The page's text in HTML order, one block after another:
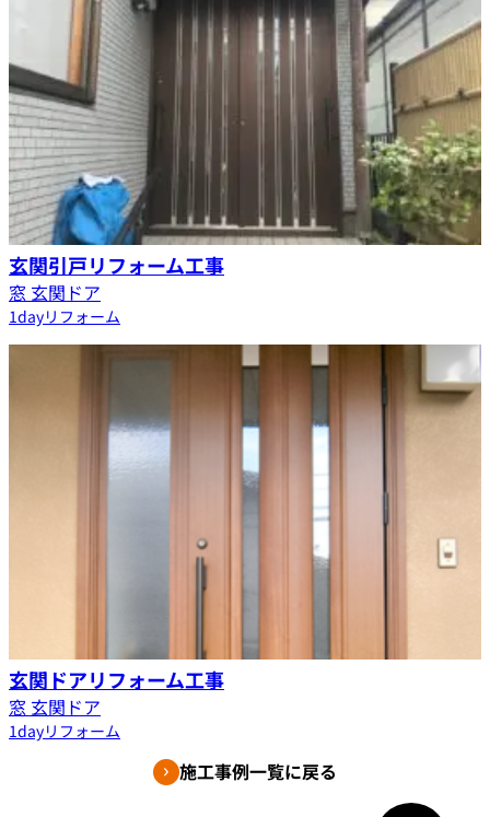
玄関引戸リフォーム工事
窓 玄関ドア
1dayリフォーム
玄関ドアリフォーム工事
窓 玄関ドア
1dayリフォーム
施工事例一覧に戻る